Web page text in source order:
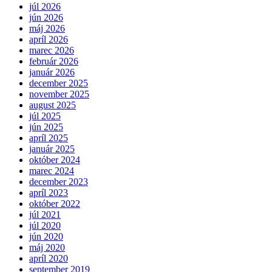
júl 2026
jún 2026
máj 2026
apríl 2026
marec 2026
február 2026
január 2026
december 2025
november 2025
august 2025
júl 2025
jún 2025
apríl 2025
január 2025
október 2024
marec 2024
december 2023
apríl 2023
október 2022
júl 2021
júl 2020
jún 2020
máj 2020
apríl 2020
september 2019